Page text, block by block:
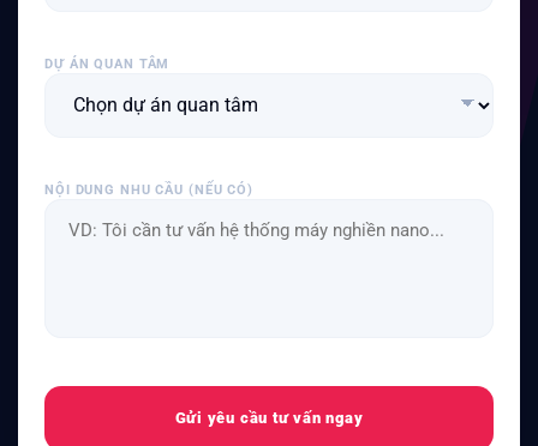
DỰ ÁN QUAN TÂM
NỘI DUNG NHU CẦU (NẾU CÓ)
Gửi yêu cầu tư vấn ngay